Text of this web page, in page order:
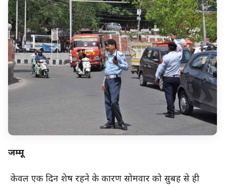
जम्मू
केवल एक दिन शेष रहने के कारण सोमवार को सुबह से ही